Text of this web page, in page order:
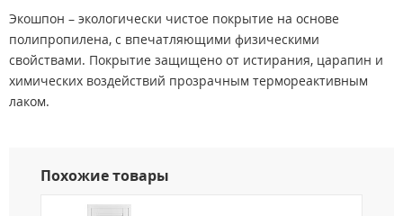
Экошпон – экологически чистое покрытие на основе
полипропилена, с впечатляющими физическими
свойствами. Покрытие защищено от истирания, царапин и
химических воздействий прозрачным термореактивным
лаком.
Исключение: размеры 400, 450, 500 возможны только с
Похожие товары